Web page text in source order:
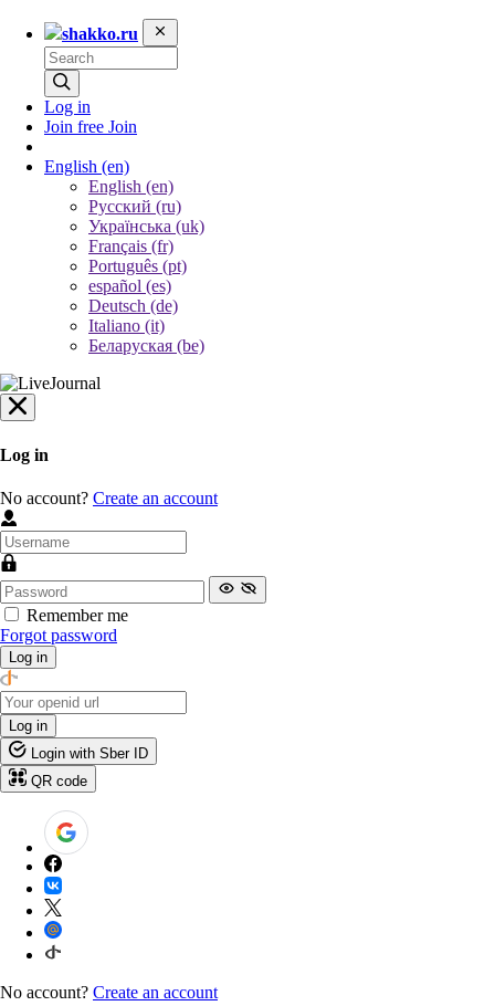
shakko.ru
Log in
Join free Join
English (en)
English (en)
Русский (ru)
Українська (uk)
Français (fr)
Português (pt)
español (es)
Deutsch (de)
Italiano (it)
Беларуская (be)
Log in
No account? Create an account
Remember me
Forgot password
Log in
Log in
Login with Sber ID
QR code
No account? Create an account